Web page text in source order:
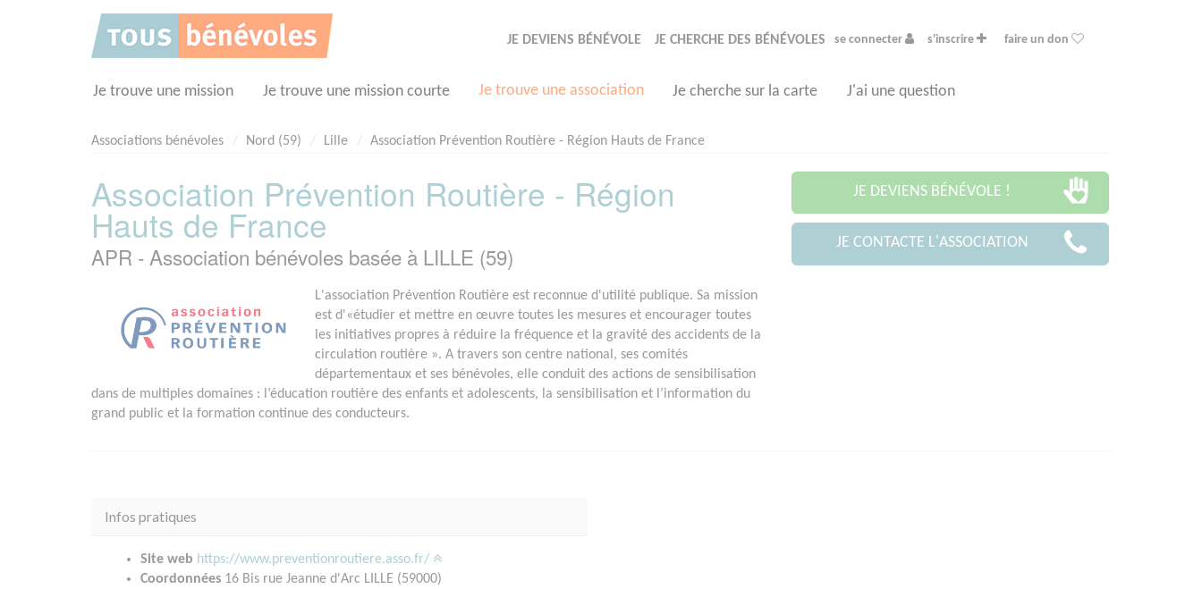
JE DEVIENS BÉNÉVOLE JE CHERCHE DES BÉNÉVOLES se connecter s'inscrire faire un don
Je trouve une mission Je trouve une mission courte Je trouve une association Je cherche sur la carte J'ai une question
Associations bénévoles Nord (59) Lille Association Prévention Routière - Région Hauts de France
Association Prévention Routière - Région
Hauts de France
APR - Association bénévoles basée à LILLE (59)
L'association Prévention Routière est reconnue d'utilité publique. Sa mission
est d'«étudier et mettre en œuvre toutes les mesures et encourager toutes
les initiatives propres à réduire la fréquence et la gravité des accidents de la
circulation routière ». A travers son centre national, ses comités
départementaux et ses bénévoles, elle conduit des actions de sensibilisation
dans de multiples domaines : l’éducation routière des enfants et adolescents, la sensibilisation et l’information du
grand public et la formation continue des conducteurs.
JE DEVIENS BÉNÉVOLE !
JE CONTACTE L'ASSOCIATION
Infos pratiques
Site web https://www.preventionroutiere.asso.fr/
Coordonnées 16 Bis rue Jeanne d'Arc LILLE (59000)